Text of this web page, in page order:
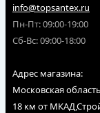
info@topsantex.ru
Пн-Пт: 09:00-19:00
Сб-Вс: 09:00-18:00
Адрес магазина:
Московская
18 км от